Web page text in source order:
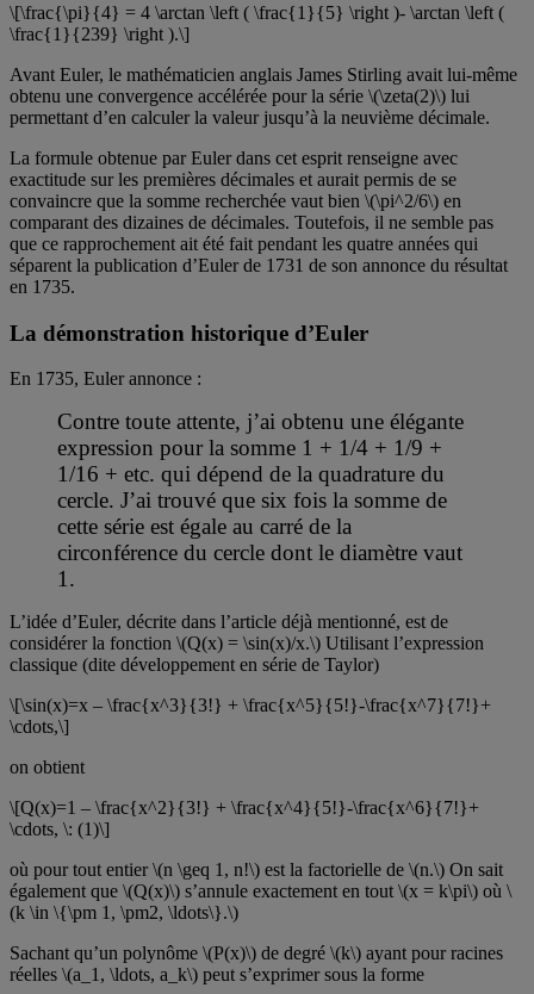
\[\frac{\pi}{4} = 4 \arctan \left ( \frac{1}{5} \right )- \arctan \left (
\frac{1}{239} \right ).\]
Avant Euler, le mathématicien anglais James Stirling avait lui-même
obtenu une convergence accélérée pour la série \(\zeta(2)\) lui
permettant d’en calculer la valeur jusqu’à la neuvième décimale.
La formule obtenue par Euler dans cet esprit renseigne avec
exactitude sur les premières décimales et aurait permis de se
convaincre que la somme recherchée vaut bien \(\pi^2/6\) en
comparant des dizaines de décimales. Toutefois, il ne semble pas
que ce rapprochement ait été fait pendant les quatre années qui
séparent la publication d’Euler de 1731 de son annonce du résultat
en 1735.
La démonstration historique d’Euler
En 1735, Euler annonce :
Contre toute attente, j’ai obtenu une élégante
expression pour la somme 1 + 1/4 + 1/9 +
1/16 + etc. qui dépend de la quadrature du
cercle. J’ai trouvé que six fois la somme de
cette série est égale au carré de la
circonférence du cercle dont le diamètre vaut
1.
L’idée d’Euler, décrite dans l’article déjà mentionné, est de
considérer la fonction \(Q(x) = \sin(x)/x.\) Utilisant l’expression
classique (dite développement en série de Taylor)
\[\sin(x)=x – \frac{x^3}{3!} + \frac{x^5}{5!}-\frac{x^7}{7!}+
\cdots,\]
on obtient
\[Q(x)=1 – \frac{x^2}{3!} + \frac{x^4}{5!}-\frac{x^6}{7!}+
\cdots, \: (1)\]
où pour tout entier \(n \geq 1, n!\) est la factorielle de \(n.\) On sait
également que \(Q(x)\) s’annule exactement en tout \(x = k\pi\) où \
(k \in \{\pm 1, \pm2, \ldots\}.\)
Sachant qu’un polynôme \(P(x)\) de degré \(k\) ayant pour racines
réelles \(a_1, \ldots, a_k\) peut s’exprimer sous la forme